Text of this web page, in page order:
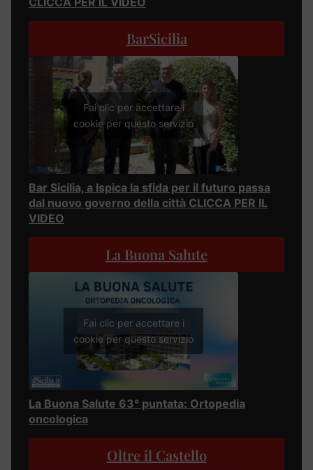
BarSicilia
Fai clic per accettare i
cookie per questo servizio
Bar Sicilia, a Ispica la sfida per il futuro passa
dal nuovo governo della città CLICCA PER IL
VIDEO
La Buona Salute
Fai clic per accettare i
cookie per questo servizio
La Buona Salute 63° puntata: Ortopedia
oncologica
Oltre il Castello